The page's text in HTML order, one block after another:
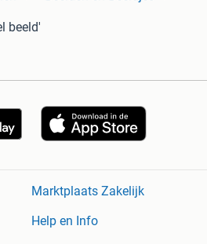
beeld'
Marktplaats Zakelijk
Help en Info